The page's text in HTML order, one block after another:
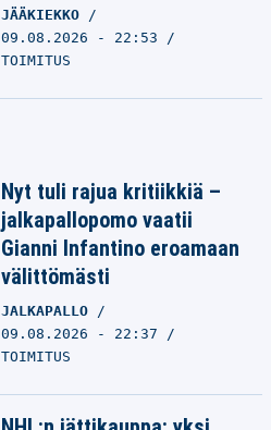
JÄÄKIEKKO
09.08.2026 - 22:53
TOIMITUS
Nyt tuli rajua kritiikkiä –
jalkapallopomo vaatii
Gianni Infantino eroamaan
välittömästi
JALKAPALLO
09.08.2026 - 22:37
TOIMITUS